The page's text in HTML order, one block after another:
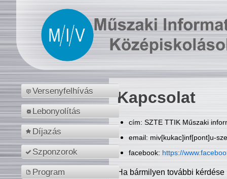
Versenyfelhívás
Lebonyolítás
Díjazás
Szponzorok
Program
Kapcsolat
cím: SZTE TTIK Műszaki
email: miv[kukac]inf[pont]u-
facebook: https://
Ha bármilyen további